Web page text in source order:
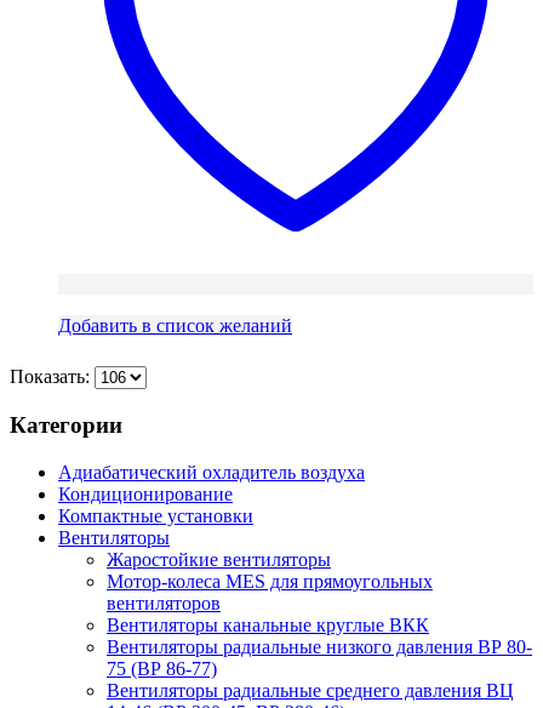
Добавить в список желаний
Показать:
Категории
Адиабатический охладитель воздуха
Кондиционирование
Компактные установки
Вентиляторы
Жаростойкие вентиляторы
Мотор-колеса MES для прямоугольных
вентиляторов
Вентиляторы канальные круглые ВКК
Вентиляторы радиальные низкого давления ВР 80-
75 (ВР 86-77)
Вентиляторы радиальные среднего давления ВЦ